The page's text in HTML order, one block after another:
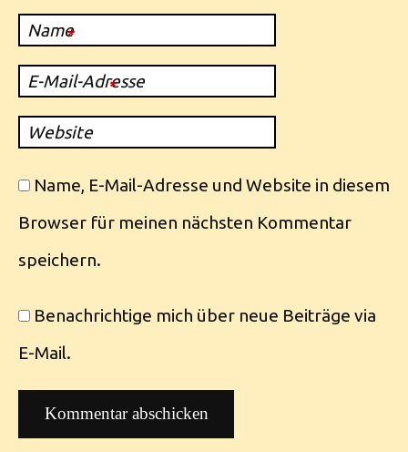
Name
*
E-Mail-Adresse
*
Website
Name, E-Mail-Adresse und Website in diesem
Browser für meinen nächsten Kommentar
speichern.
Benachrichtige mich über neue Beiträge via
E-Mail.